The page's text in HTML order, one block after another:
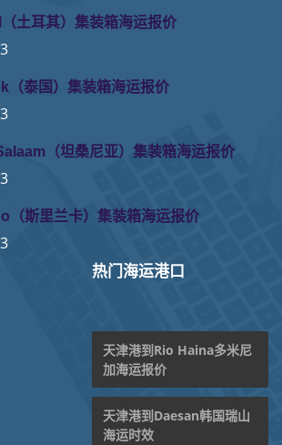
土耳其）集装箱海运报价
（泰国）集装箱海运报价
（坦桑尼亚）集装箱海运报价
（斯里兰卡）集装箱海运报价
热门海运港口
天津港到Rio Haina多米尼
加海运报价
天津港到Daesan韩国瑞山
海运时效